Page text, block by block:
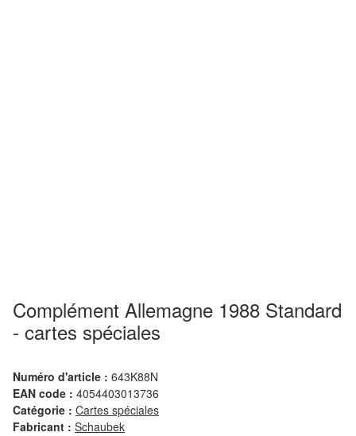
Complément Allemagne 1988 Standard
- cartes spéciales
Numéro d'article : 643K88N
EAN code : 4054403013736
Catégorie : Cartes spéciales
Fabricant : Schaubek